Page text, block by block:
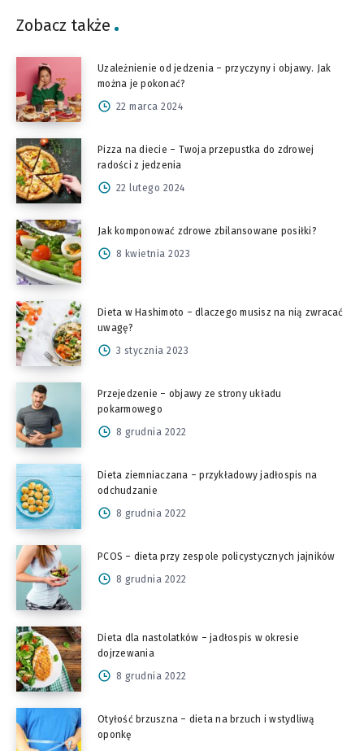
Zobacz także
Uzależnienie od jedzenia – przyczyny i objawy. Jak
można je pokonać?
22 marca 2024
Pizza na diecie – Twoja przepustka do zdrowej
radości z jedzenia
22 lutego 2024
Jak komponować zdrowe zbilansowane posiłki?
8 kwietnia 2023
Dieta w Hashimoto – dlaczego musisz na nią zwracać
uwagę?
3 stycznia 2023
Przejedzenie – objawy ze strony układu
pokarmowego
8 grudnia 2022
Dieta ziemniaczana – przykładowy jadłospis na
odchudzanie
8 grudnia 2022
PCOS – dieta przy zespole policystycznych jajników
8 grudnia 2022
Dieta dla nastolatków – jadłospis w okresie
dojrzewania
8 grudnia 2022
Otyłość brzuszna – dieta na brzuch i wstydliwą
oponkę